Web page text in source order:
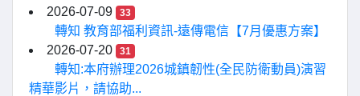
2026-07-09
33
轉知 教育部福利資訊-遠傳電信【7月優惠方案】
2026-07-20
31
轉知:本府辦理2026城鎮韌性(全民防衛動員)演習
精華影片，請協助...